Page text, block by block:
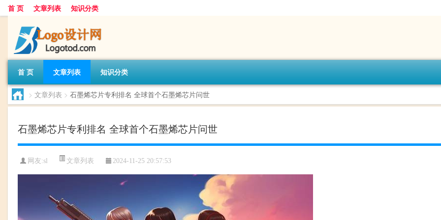
首 页 文章列表 知识分类
首 页 文章列表 知识分类
> 文章列表 > 石墨烯芯片专利排名 全球首个石墨烯芯片问世
石墨烯芯片专利排名 全球首个石墨烯芯片问世
网友:sl 文章列表 2024-11-25 20:57:53